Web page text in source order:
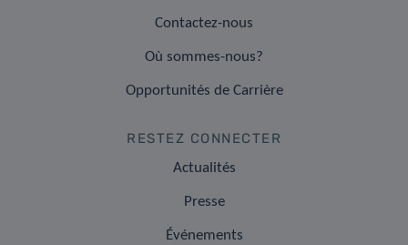
Contactez-nous
Où sommes-nous?
Opportunités de Carrière
RESTEZ CONNECTER
Actualités
Presse
Événements